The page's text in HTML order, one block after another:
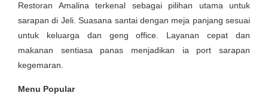
Restoran Amalina terkenal sebagai pilihan utama untuk
sarapan di Jeli. Suasana santai dengan meja panjang sesuai
untuk keluarga dan geng office. Layanan cepat dan
makanan sentiasa panas menjadikan ia port sarapan
kegemaran.
Menu Popular